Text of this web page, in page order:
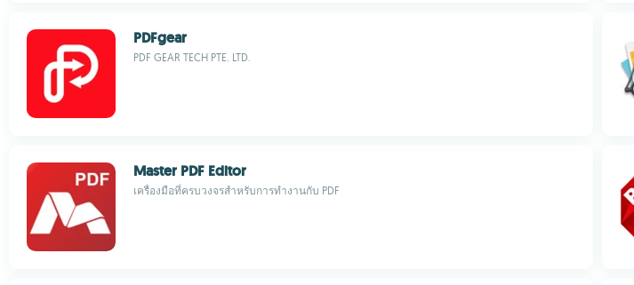
PDFgear
PDF GEAR TECH PTE. LTD.
Master PDF Editor
เครื่องมือที่ครบวงจรสำหรับการทำงานกับ PDF